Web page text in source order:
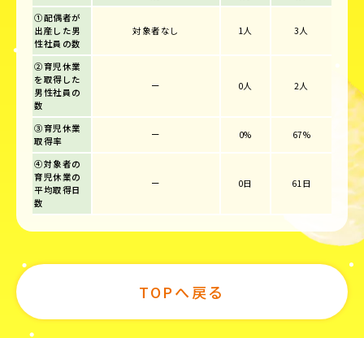
①配偶者が
出産した男
性社員の数
対象者なし 1人 3人
②育児休業
を取得した
男性社員の
数
ー 0人 2人
③育児休業
取得率
ー 0% 67%
④対象者の
育児休業の
平均取得日
数
ー 0日 61日
TOPへ戻る